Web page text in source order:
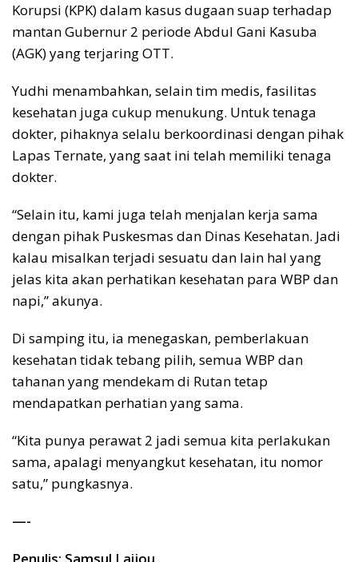
Korupsi (KPK) dalam kasus dugaan suap terhadap
mantan Gubernur 2 periode Abdul Gani Kasuba
(AGK) yang terjaring OTT.
Yudhi menambahkan, selain tim medis, fasilitas
kesehatan juga cukup menukung. Untuk tenaga
dokter, pihaknya selalu berkoordinasi dengan pihak
Lapas Ternate, yang saat ini telah memiliki tenaga
dokter.
“Selain itu, kami juga telah menjalan kerja sama
dengan pihak Puskesmas dan Dinas Kesehatan. Jadi
kalau misalkan terjadi sesuatu dan lain hal yang
jelas kita akan perhatikan kesehatan para WBP dan
napi,” akunya.
Di samping itu, ia menegaskan, pemberlakuan
kesehatan tidak tebang pilih, semua WBP dan
tahanan yang mendekam di Rutan tetap
mendapatkan perhatian yang sama.
“Kita punya perawat 2 jadi semua kita perlakukan
sama, apalagi menyangkut kesehatan, itu nomor
satu,” pungkasnya.
—-